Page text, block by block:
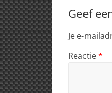
p
o
Geef
Je e-
Reactie*